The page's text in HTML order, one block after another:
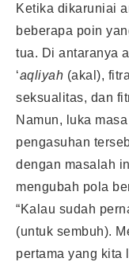
Ketika dikaruniai
beberapa poin
tua. Di antaranya
‘aqliyah (akal),
seksualitas, dan
Namun, luka
pengasuhan
dengan masalah
mengubah pola
“Kalau sudah
(untuk sembuh).
pertama yang kita